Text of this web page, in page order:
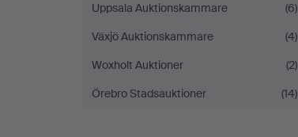
Uppsala Auktionskammare
(6)
Växjö Auktionskammare
(4)
Woxholt Auktioner
(2)
Örebro Stadsauktioner
(14)